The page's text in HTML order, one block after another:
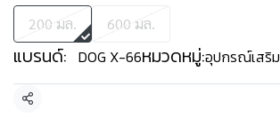
200 มล. 600 มล.
แบรนด์: DOG X-66หมวดหมู่:อุปกรณ์เสริม
แชร์